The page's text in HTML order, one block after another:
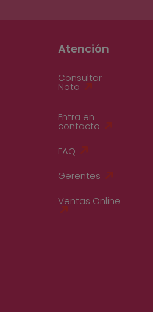
Atención
Consultar
Nota
Entra en
contacto
FAQ
Gerentes
Ventas Online